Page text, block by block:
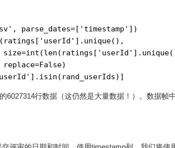
, parse_dates=[ 'timestamp' ])
'userId' ].unique(),
'userId'
replace=
False)
6027314行数据（这仍然是大量数据！）。数据帧